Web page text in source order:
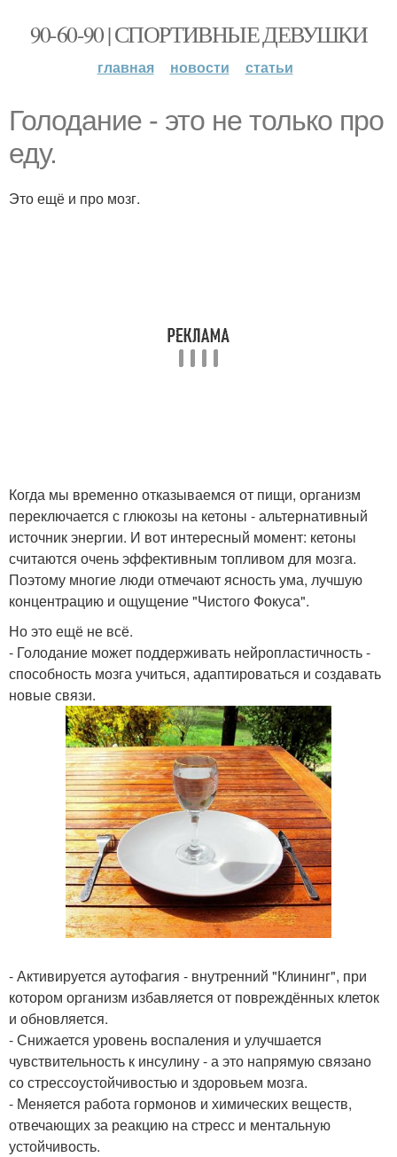
90-60-90 | СПОРТИВНЫЕ ДЕВУШКИ
главная новости статьи
Голодание - это не только про
еду.
Это ещё и про мозг.
Когда мы временно отказываемся от пищи, организм
переключается с глюкозы на кетоны - альтернативный
источник энергии. И вот интересный момент: кетоны
считаются очень эффективным топливом для мозга.
Поэтому многие люди отмечают ясность ума, лучшую
концентрацию и ощущение "Чистого Фокуса".
Но это ещё не всё.
- Голодание может поддерживать нейропластичность -
способность мозга учиться, адаптироваться и создавать
новые связи.
- Активируется аутофагия - внутренний "Клининг", при
котором организм избавляется от повреждённых клеток
и обновляется.
- Снижается уровень воспаления и улучшается
чувствительность к инсулину - а это напрямую связано
со стрессоустойчивостью и здоровьем мозга.
- Меняется работа гормонов и химических веществ,
отвечающих за реакцию на стресс и ментальную
устойчивость.